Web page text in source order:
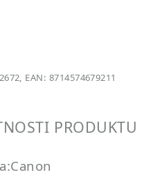
EAN: 8714574679211
PRODUKTU